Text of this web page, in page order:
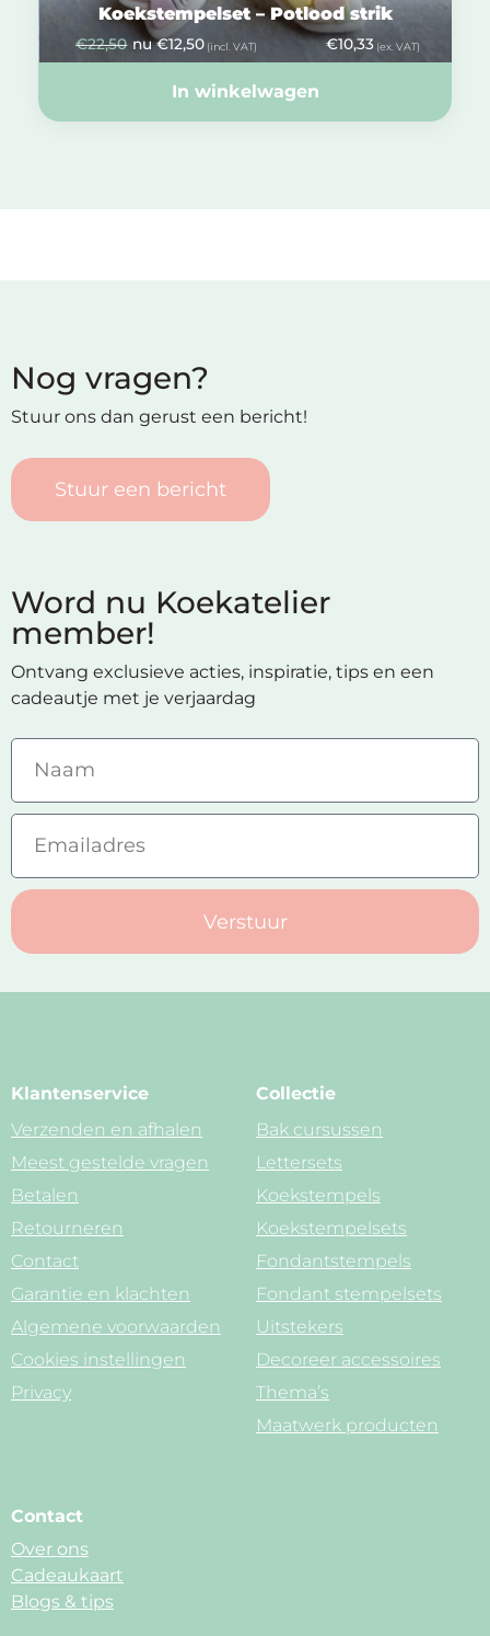
Koekstempelset – Potlood strik
€22,50 nu €12,50 (incl. VAT) €10,33(ex. VAT)
In winkelwagen
Nog vragen?
Stuur ons dan gerust een bericht!
Stuur een bericht
Word nu Koekatelier
member!
Ontvang exclusieve acties, inspiratie, tips en een
cadeautje met je verjaardag
Verstuur
Klantenservice
Verzenden en afhalen
Meest gestelde vragen
Betalen
Retourneren
Contact
Garantie en klachten
Algemene voorwaarden
Cookies instellingen
Privacy
Collectie
Bak cursussen
Lettersets
Koekstempels
Koekstempelsets
Fondantstempels
Fondant stempelsets
Uitstekers
Decoreer accessoires
Thema’s
Maatwerk producten
Contact
Over ons
Cadeaukaart
Blogs & tips